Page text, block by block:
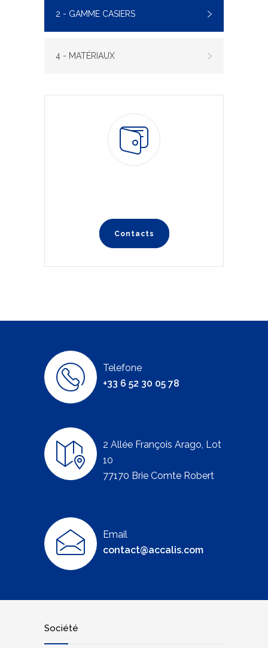
2 - GAMME CASIERS
4 - MATÉRIAUX
Contacts
Telefone
+33 6 52 30 05 78
2 Allée François Arago, Lot
10
77170 Brie Comte Robert
Email
contact@accalis.com
Société